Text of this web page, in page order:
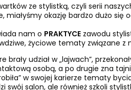
ze stylistką, czyli serii
miałyśmy okazję bardzo dużo
nam o PRAKTYCEzawodu
życiowe tematy związane z
brały udział w „lajwach”,
osobą, a po drugie zna
w swojej karierze tematy
swój salon, ale również szkoli